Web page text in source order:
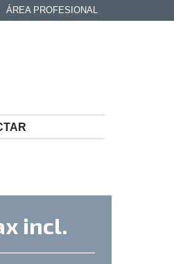
ÁREA PROFESIONAL
incl.